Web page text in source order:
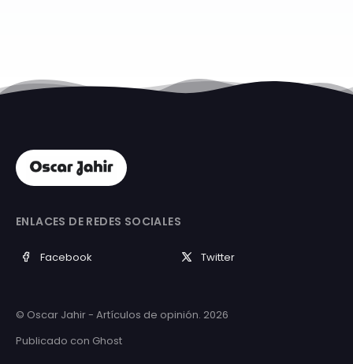
ENLACES DE REDES SOCIALES
Facebook Twitter
© Oscar Jahir - Artículos de opinión. 2026
Publicado con Ghost